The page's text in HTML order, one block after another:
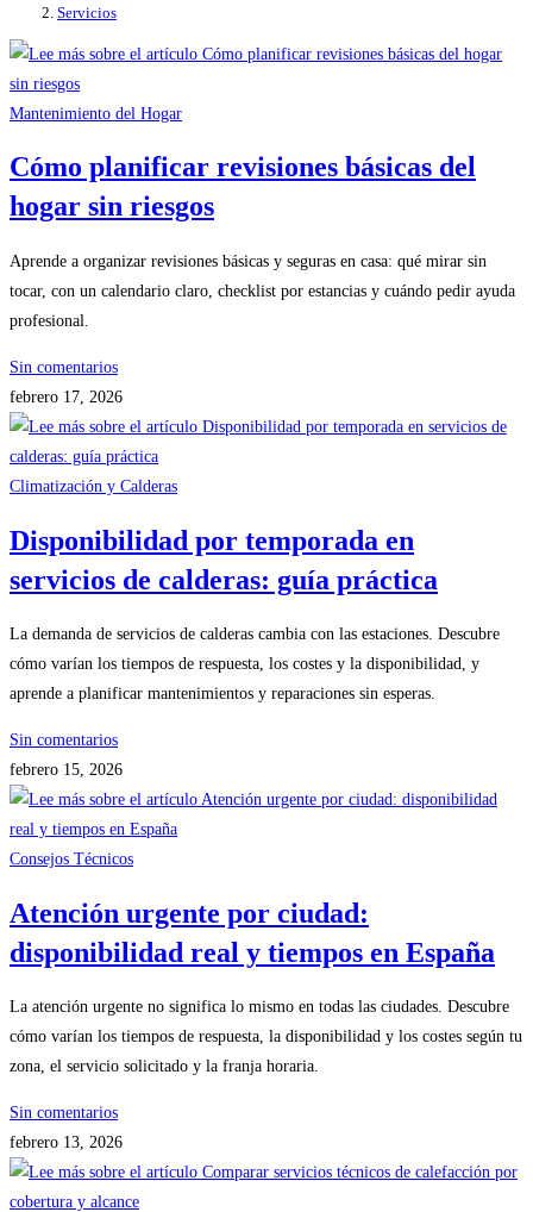
Servicios
Mantenimiento del Hogar
Cómo planificar revisiones básicas del
hogar sin riesgos
Aprende a organizar revisiones básicas y seguras en casa: qué mirar sin
tocar, con un calendario claro, checklist por estancias y cuándo pedir ayuda
profesional.
Sin comentarios
febrero 17, 2026
Climatización y Calderas
Disponibilidad por temporada en
servicios de calderas: guía práctica
La demanda de servicios de calderas cambia con las estaciones. Descubre
cómo varían los tiempos de respuesta, los costes y la disponibilidad, y
aprende a planificar mantenimientos y reparaciones sin esperas.
Sin comentarios
febrero 15, 2026
Consejos Técnicos
Atención urgente por ciudad:
disponibilidad real y tiempos en España
La atención urgente no significa lo mismo en todas las ciudades. Descubre
cómo varían los tiempos de respuesta, la disponibilidad y los costes según tu
zona, el servicio solicitado y la franja horaria.
Sin comentarios
febrero 13, 2026